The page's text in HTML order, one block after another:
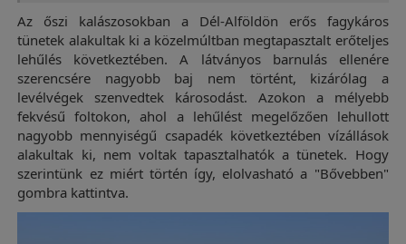
Az őszi kalászosokban a Dél-Alföldön erős fagykáros
tünetek alakultak ki a közelmúltban megtapasztalt erőteljes
lehűlés következtében. A látványos barnulás ellenére
szerencsére nagyobb baj nem történt, kizárólag a
levélvégek szenvedtek károsodást. Azokon a mélyebb
fekvésű foltokon, ahol a lehűlést megelőzően lehullott
nagyobb mennyiségű csapadék következtében vízállások
alakultak ki, nem voltak tapasztalhatók a tünetek. Hogy
szerintünk ez miért történ így, elolvasható a "Bővebben"
gombra kattintva.